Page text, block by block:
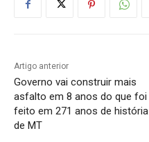
Artigo anterior
Governo vai construir mais
asfalto em 8 anos do que foi
feito em 271 anos de história
de MT